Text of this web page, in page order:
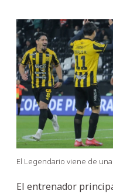
El Legendario viene de
El entrenador